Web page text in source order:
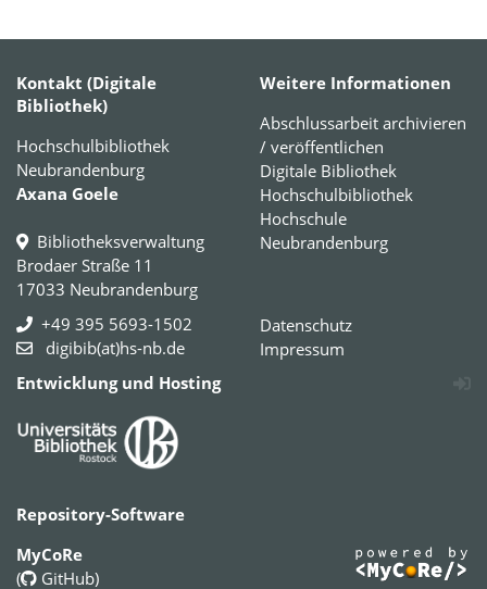
Kontakt (Digitale
Bibliothek)
Hochschulbibliothek
Neubrandenburg
Axana Goele
Bibliotheksverwaltung
Brodaer Straße 11
17033 Neubrandenburg
+49 395 5693-1502
digibib(at)hs-nb.de
Weitere Informationen
Abschlussarbeit archivieren
/ veröffentlichen
Digitale Bibliothek
Hochschulbibliothek
Hochschule
Neubrandenburg
Datenschutz
Impressum
Entwicklung und Hosting
Repository-Software
MyCoRe
(
GitHub)